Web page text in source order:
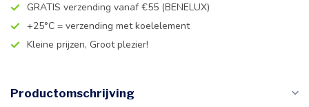
GRATIS verzending vanaf €55 (BENELUX)
+25°C = verzending met koelelement
Kleine prijzen, Groot plezier!
Productomschrijving